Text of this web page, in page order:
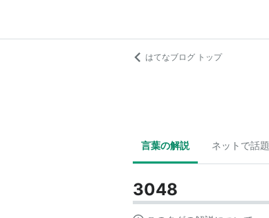
はてなブログ トップ
言葉の解説 ネットで話題
3048